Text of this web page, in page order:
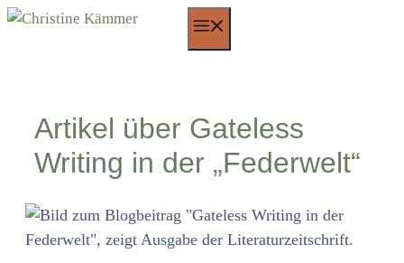
Zum
Artikel über Gateless
Writing in der „Federwelt“